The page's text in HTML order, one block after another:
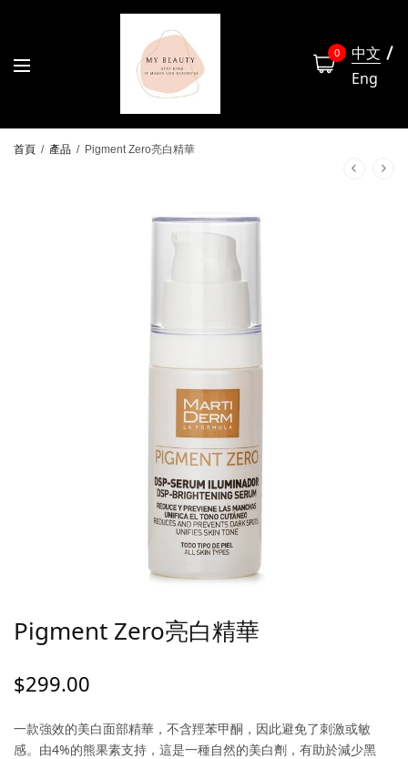
0
中文
Eng
首頁 / 產品 / Pigment Zero亮白精華
Pigment Zero亮白精華
$299.00
一款強效的美白面部精華，不含羥苯甲酮，因此避免了刺激或敏
感。由4%的熊果素支持，這是一種自然的美白劑，有助於減少黑